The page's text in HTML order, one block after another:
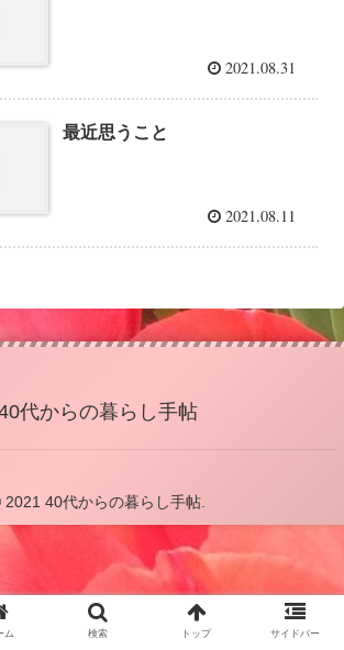
2021.08.31
最近思うこと
2021.08.11
代からの暮らし手帖
2021 40代からの暮らし手帖.
ム 検索 トップ サイドバー